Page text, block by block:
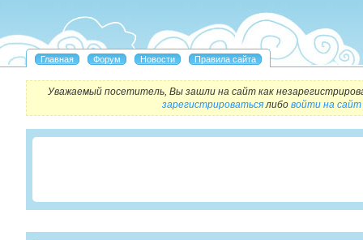
Уважаемый посетитель, Вы зашли на сайт как
зарегистрироватьсялибо войти на сайт